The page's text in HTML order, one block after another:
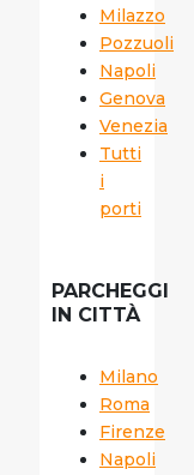
Milazzo
Pozzuoli
Napoli
Genova
Venezia
Tutti
i
porti
PARCHEGGI
IN CITTÀ
Milano
Roma
Firenze
Napoli